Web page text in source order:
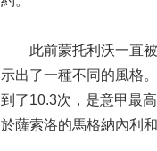
此前蒙托利沃一直被
示出了一種不同的風格
到了10.3次，是意甲最
於薩索洛的馬格納內利